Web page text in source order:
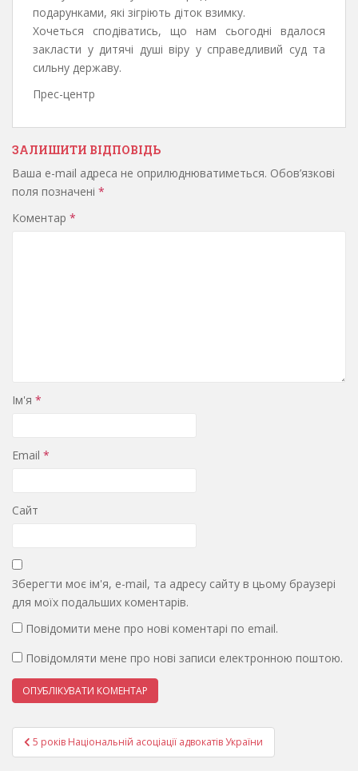
подарунками, які зігріють діток взимку.
Хочеться сподіватись, що нам сьогодні вдалося
закласти у дитячі душі віру у справедливий суд та
сильну державу.
Прес-центр
ЗАЛИШИТИ ВІДПОВІДЬ
Ваша e-mail адреса не оприлюднюватиметься. Обов’язкові
поля позначені *
Коментар *
Ім'я *
Email *
Сайт
Зберегти моє ім'я, e-mail, та адресу сайту в цьому браузері
для моїх подальших коментарів.
Повідомити мене про нові коментарі по email.
Повідомляти мене про нові записи електронною поштою.
Навігація
записів
5 років Національній асоціації адвокатів України